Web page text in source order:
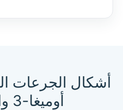
أشكال الجرعات
أوميغا-3 والزيوت